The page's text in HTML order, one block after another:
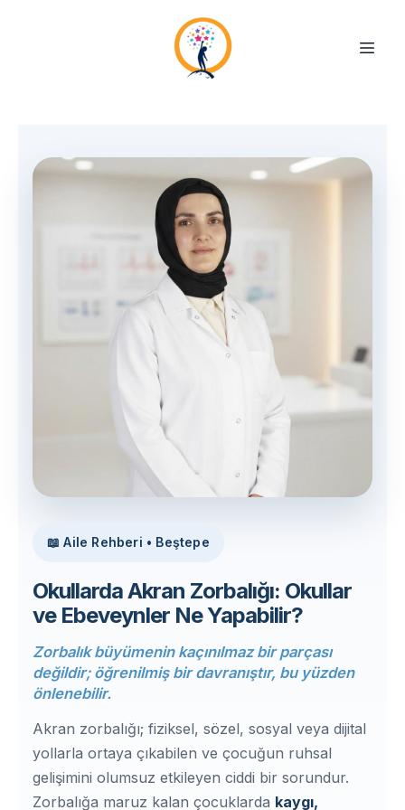
📖 Aile Rehberi • Beştepe
Okullarda Akran Zorbalığı: Okullar
ve Ebeveynler Ne Yapabilir?
Zorbalık büyümenin kaçınılmaz bir parçası
değildir; öğrenilmiş bir davranıştır, bu yüzden
önlenebilir.
Akran zorbalığı; fiziksel, sözel, sosyal veya dijital
yollarla ortaya çıkabilen ve çocuğun ruhsal
gelişimini olumsuz etkileyen ciddi bir sorundur.
Zorbalığa maruz kalan çocuklarda kaygı,